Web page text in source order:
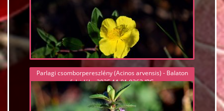
Parlagi csomborpereszlény (Acinos arvensis) - Balaton
felvidék - 2025.11.01 8363.JPG